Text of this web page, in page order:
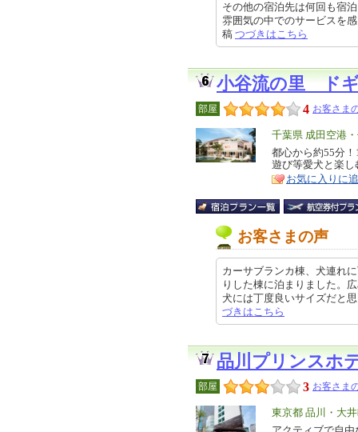
その他の宿泊先は何回も宿
雰囲気の中でのサービスを
稿 つづきはこちら
小谷流の里 ド
部屋 4 お客さま
エ
リ
ア
千葉県 成田空港
特
徴
都心から約55分
遊び等愛犬と楽
お気に入りに
お客さまの声
カーサブランカ棟、犬連れ
りした棟に泊まりました。
犬には丁度良いサイズだと
づきはこちら
品川プリンスホ
部屋 3 お客さま
エ
東京都 品川・大